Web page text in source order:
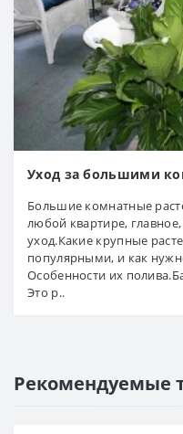
Уход за большими
Большие комнатные
любой квартире,
уход.Какие крупные
популярными, и как
Особенности их
Это р..
Рекомендуемые